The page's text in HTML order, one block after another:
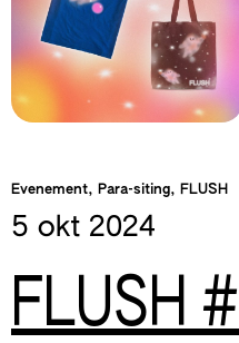
Evenement, Para-siting, FLUSH
5 okt 2024
FLUSH #